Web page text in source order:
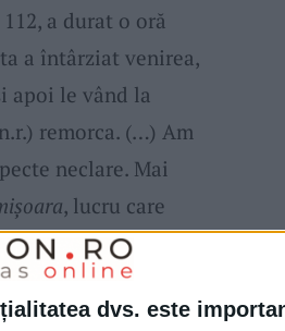
dvs. este
a durat o oră
a întârziat venirea,
apoi le vând la
remorca. (…) Am
neclare. Mai
, lucru care
„La data de